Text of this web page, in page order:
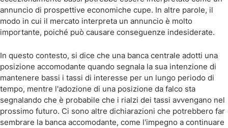
annuncio di prospettive economiche cupe. In altre parole, il
modo in cui il mercato interpreta un annuncio è molto
importante, poiché può causare conseguenze indesiderate.
In questo contesto, si dice che una banca centrale adotti una
posizione accomodante quando segnala la sua intenzione di
mantenere bassi i tassi di interesse per un lungo periodo di
tempo, mentre l'adozione di una posizione da falco sta
segnalando che è probabile che i rialzi dei tassi avvengano nel
prossimo futuro. Ci sono altre dichiarazioni che potrebbero far
sembrare la banca accomodante, come l'impegno a continuare